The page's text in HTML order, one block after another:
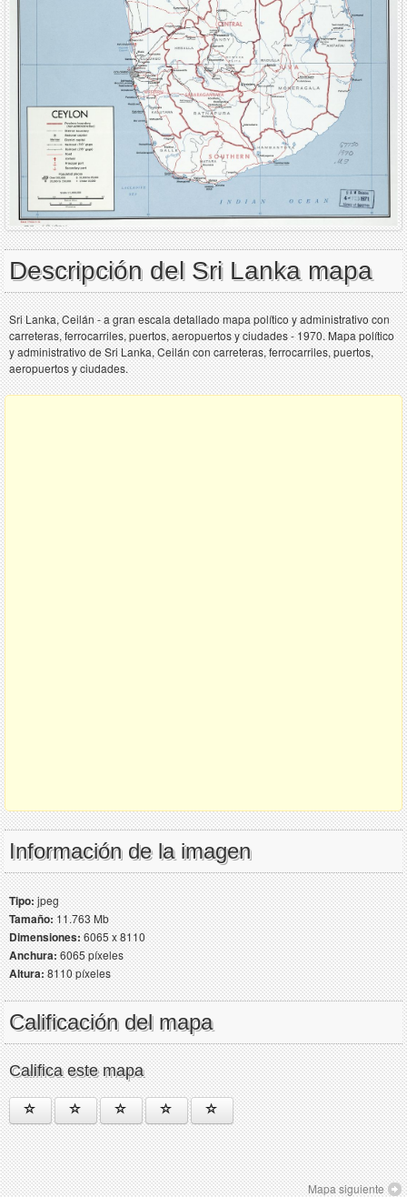
Descripción del Sri Lanka mapa
Sri Lanka, Ceilán - a gran escala detallado mapa político y administrativo con
carreteras, ferrocarriles, puertos, aeropuertos y ciudades - 1970. Mapa político
y administrativo de Sri Lanka, Ceilán con carreteras, ferrocarriles, puertos,
aeropuertos y ciudades.
Información de la imagen
Tipo:jpeg
Tamaño:11.763 Mb
Dimensiones:6065 x 8110
Anchura:6065 píxeles
Altura:8110 píxeles
Calificación del mapa
Califica este mapa
Mapa siguiente